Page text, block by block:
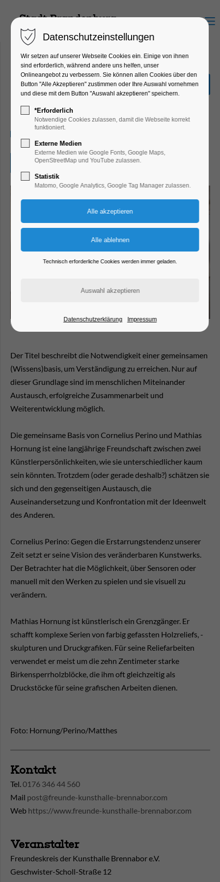
Menu
die Ausstellung 'Common
Ground'
Ausstellung, Kunst
Eintritt frei
Der Titel beschreibt die Notwendigkeit einer gemeinsamen
(Wissens)basis, um Verständigung zu erreichen. Nur auf
dieser Grundlage sind im menschlichen Miteinander
Austausch, erfolgreiche Zusammenarbeit und
Weiterentwicklung möglich.
Die gemeinsame Basis von Cornelius Perino und Mathias
Hornung ist eine langjährige Freundschaft zwischen zwei
Künstlerpersönlichkeiten, wie sie unterschiedlicher kaum
sein könnten. Trotzdem (oder gerade deshalb?) schätzen sie
sich und den gegenseitigen Austausch, die
Auseinandersetzung und Konfrontation mit der Ideenwelt
des Anderen.
Cornelius Perino: Gegen die Erstarrungstendenz unserer
Zeit setzt er seine Vision des veränderbaren Kunstwerks.
Der Betrachter hat die Möglichkeit, über Sensoren oder
manuell mit den Werken zu spielen und sie visuell zu
verändern.
Mathias Hornung ist künstlerisch ein Grenzgänger. Er
schafft komplexe Serien von farbig gefassten Holzreliefs, -
skulpturen und Druckgrafiken. Für seine Reliefarbeiten
verwendet er meist um die zehn Zentimeter starke
Birkensperrholzblöcke, die ihm oft gleichzeitig als
Druckstöcke für seine grafischen Arbeiten dienen.
Foto: Hornung/Perino/Matthes
Kontakt
Tel.0176 346 44 560
Mail post@freunde-kunsthalle-brennabor.com
Web https://www.freunde-kunsthalle-brennabor.com
Veranstalter
Freundeskreis der Kunsthalle Brennabor e.V.
Geschwister-Scholl-Straße 12
Datenschutzeinstellungen
Wir setzen auf unserer Webseite Cookies ein. Einige von ihnen
sind erforderlich, während andere uns helfen, unser
Onlineangebot zu verbessern. Sie können allen Cookies über den
Button "Alle Akzeptieren" zustimmen oder Ihre Auswahl vornehmen
und diese mit dem Button "Auswahl akzeptieren" speichern.
*Erforderlich
Notwendige Cookies zulassen, damit die Webseite korrekt
funktioniert.
Externe Medien
Externe Medien wie Google Fonts, Google Maps,
OpenStreetMap und YouTube zulassen.
Statistik
Matomo, Google Analytics, Google Tag Manager zulassen.
Technisch erforderliche Cookies werden immer geladen.
Datenschutzerklärung Impressum